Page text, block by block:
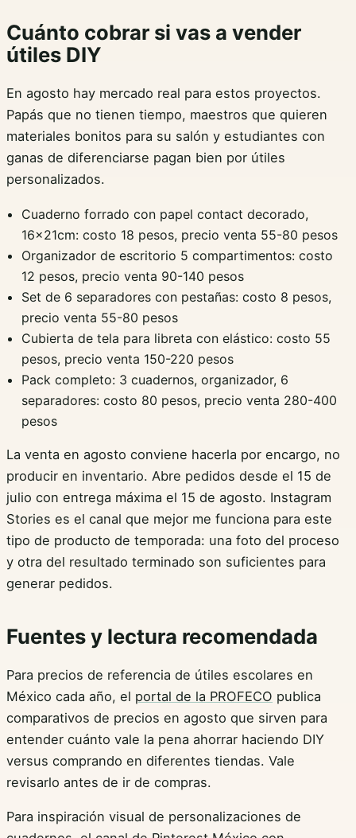
Cuánto cobrar si vas a vender
útiles DIY
En agosto hay mercado real para estos proyectos.
Papás que no tienen tiempo, maestros que quieren
materiales bonitos para su salón y estudiantes con
ganas de diferenciarse pagan bien por útiles
personalizados.
Cuaderno forrado con papel contact decorado,
16x21cm: costo 18 pesos, precio venta 55-80 pesos
Organizador de escritorio 5 compartimentos: costo
12 pesos, precio venta 90-140 pesos
Set de 6 separadores con pestañas: costo 8 pesos,
precio venta 55-80 pesos
Cubierta de tela para libreta con elástico: costo 55
pesos, precio venta 150-220 pesos
Pack completo: 3 cuadernos, organizador, 6
separadores: costo 80 pesos, precio venta 280-400
pesos
La venta en agosto conviene hacerla por encargo, no
producir en inventario. Abre pedidos desde el 15 de
julio con entrega máxima el 15 de agosto. Instagram
Stories es el canal que mejor me funciona para este
tipo de producto de temporada: una foto del proceso
y otra del resultado terminado son suficientes para
generar pedidos.
Fuentes y lectura recomendada
Para precios de referencia de útiles escolares en
México cada año, el portal de la PROFECO publica
comparativos de precios en agosto que sirven para
entender cuánto vale la pena ahorrar haciendo DIY
versus comprando en diferentes tiendas. Vale
revisarlo antes de ir de compras.
Para inspiración visual de personalizaciones de